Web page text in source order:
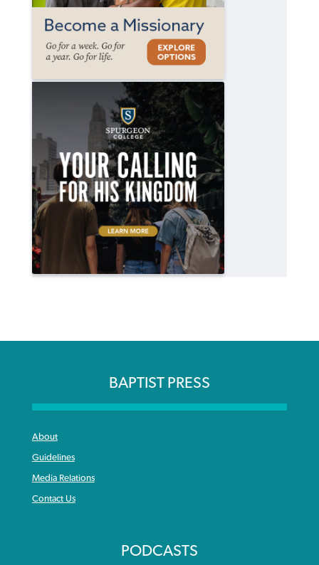
BAPTIST PRESS
About
Guidelines
Media Relations
Contact Us
PODCASTS